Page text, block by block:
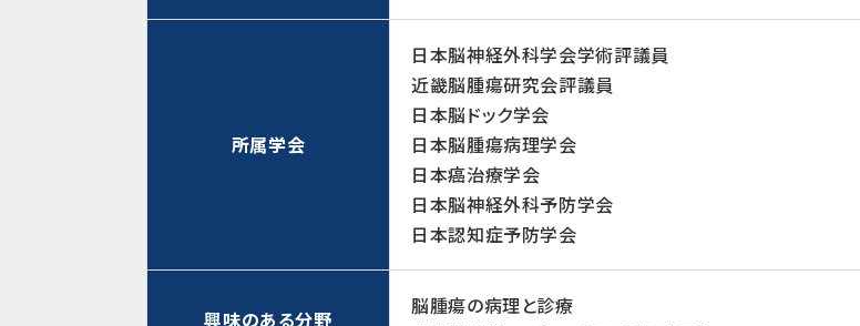
所属学会
日本脳神経外科学会学術評議員
近畿脳腫瘍研究会評議員
日本脳ドック学会
日本脳腫瘍病理学会
日本癌治療学会
日本脳神経外科予防学会
日本認知症予防学会
興味のある分野
脳腫瘍の病理と診療